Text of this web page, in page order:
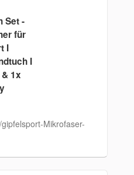
Set -
für
I
I
1x
Mikrofaser-